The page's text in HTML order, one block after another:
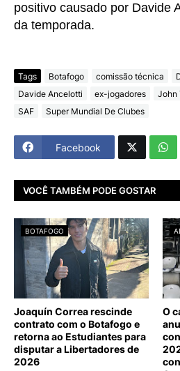
positivo causado por Davide
da temporada.
Tags Botafogo comissão técnica
Davide Ancelotti
ex-jogadores John
SAF
Super Mundial De Clubes
Facebook
VOCÊ TAMBÉM PODE GOSTAR
BOTAFOGO
Joaquín Correa rescinde
contrato com o Botafogo e
retorna ao Estudiantes para
disputar a Libertadores de
2026
O